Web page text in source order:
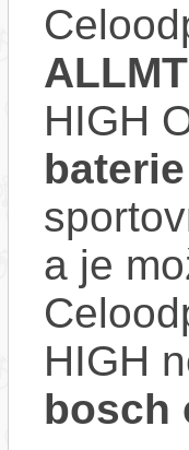
HIGH
a je
HIGH
bosch